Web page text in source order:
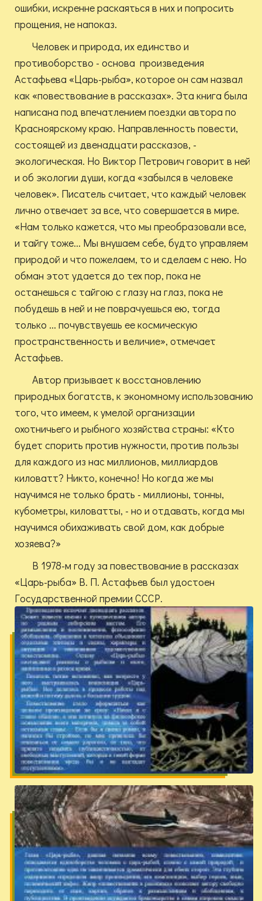
ошибки, искренне раскаяться в них и попросить
прощения, не напоказ.
Человек и природа, их единство и
противоборство - основа произведения
Астафьева «Царь-рыба», которое он сам назвал
как «повествование в рассказах». Эта книга была
написана под впечатлением поездки автора по
Красноярскому краю. Направленность повести,
состоящей из двенадцати рассказов, -
экологическая. Но Виктор Петрович говорит в ней
и об экологии души, когда «забылся в человеке
человек». Писатель считает, что каждый человек
лично отвечает за все, что совершается в мире.
«Нам только кажется, что мы преобразовали все,
и тайгу тоже... Мы внушаем себе, будто управляем
природой и что пожелаем, то и сделаем с нею. Но
обман этот удается до тех пор, пока не
останешься с тайгою с глазу на глаз, пока не
побудешь в ней и не поврачуешься ею, тогда
только ... почувствуешь ее космическую
пространственность и величие», отмечает
Астафьев.
Автор призывает к восстановлению
природных богатств, к экономному использованию
того, что имеем, к умелой организации
охотничьего и рыбного хозяйства страны: «Кто
будет спорить против нужности, против пользы
для каждого из нас миллионов, миллиардов
киловатт? Никто, конечно! Но когда же мы
научимся не только брать - миллионы, тонны,
кубометры, киловатты, - но и отдавать, когда мы
научимся обихаживать свой дом, как добрые
хозяева?»
В 1978-м году за повествование в рассказах
«Царь-рыба» В. П. Астафьев был удостоен
Государственной премии СССР.